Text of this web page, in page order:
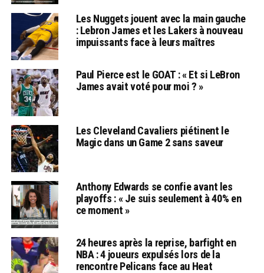
Les Nuggets jouent avec la main gauche
: Lebron James et les Lakers à nouveau
impuissants face à leurs maîtres
Paul Pierce est le GOAT : « Et si LeBron
James avait voté pour moi ? »
Les Cleveland Cavaliers piétinent le
Magic dans un Game 2 sans saveur
Anthony Edwards se confie avant les
playoffs : « Je suis seulement à 40% en
ce moment »
24 heures après la reprise, barfight en
NBA : 4 joueurs expulsés lors de la
rencontre Pelicans face au Heat